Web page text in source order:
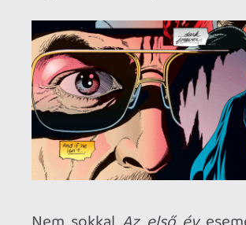
hogy rövid időn belül ismét elszabadul a
káosz az utcákon. Az kifejezetten előny,
hogy Moench a természetfeletti elemek
helyett egy határozott mozdulattal
lerántotta a földre a koncepciót, és
gyakorlatilag az egész történetet a főhős
és a nem mellékesen szintén eléggé
kattant Strange pszichológiai párharcára
hegyezte ki. Batman motivációját és
akaró, kétségkívül megszállott orvos